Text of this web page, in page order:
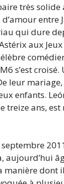
très solide
entre
qui dure
aux
s’est croisé.
leur
enfants.
treize ans, est
septembre
manière dont